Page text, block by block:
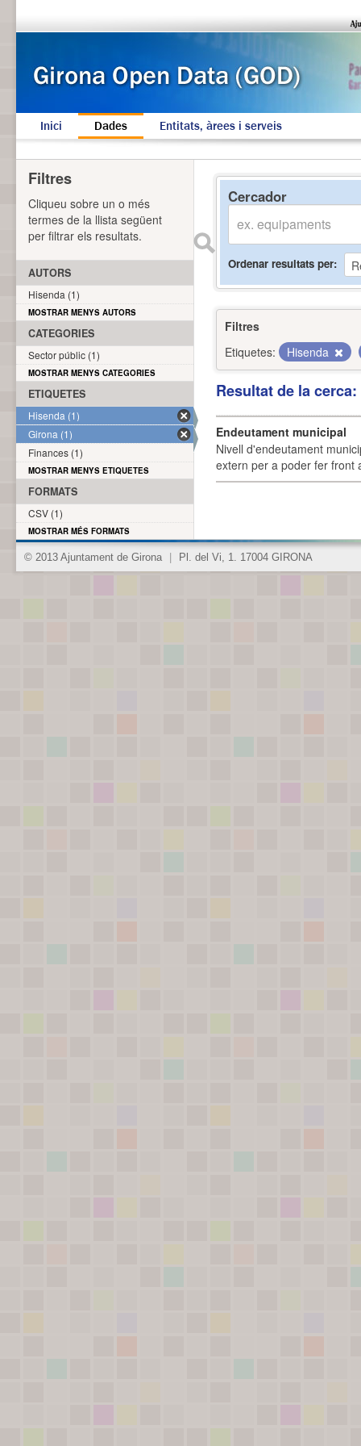
Inici Dades Entitats, àrees i serveis
Cercador
Ordenar resultats per
Filtres
Etiquetes:
Hisenda
Resultat de la
Endeutament municipal
Nivell d'endeutament
extern per a poder fer front
Filtres
Cliqueu sobre un o més
termes de la llista següent
per filtrar els resultats.
AUTORS
Hisenda (1)
MOSTRAR MENYS AUTORS
CATEGORIES
Sector públic (1)
MOSTRAR MENYS CATEGORIES
ETIQUETES
Hisenda (1)
Girona (1)
Finances (1)
MOSTRAR MENYS ETIQUETES
FORMATS
CSV (1)
MOSTRAR MÉS FORMATS
© 2013 Ajuntament de Girona Pl. del Vi, 1. 17004 GIRONA